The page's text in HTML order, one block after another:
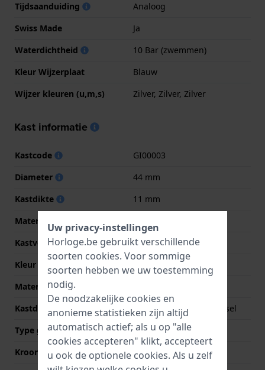
Tijdsaanduiding
Analoog
Swiss Made
Ja
Waterdichtheid
10 Bar (zwemmen)
Kleur Wijzerplaat
Blauw
Wijzer kleuren (u,m,s)
Zilver, Zilver, Zilver
Kast informatie
Kastcode
GI00003
Diameter
44 mm
Kastdikte
11 mm
Materiaal
Kastvorm
Rond
Kleur kast
Zilver
Materiaal kastdeksel
Kastdeksel
Geschroefde achterdeksel
Type glas
Saffier
Kroon
Trek kroon
Uw privacy-instellingen
Horloge.be gebruikt verschillende
soorten cookies. Voor sommige
soorten hebben we uw toestemming
nodig.
De noodzakelijke cookies en
anonieme statistieken zijn altijd
automatisch actief; als u op "alle
cookies accepteren" klikt, accepteert
u ook de optionele cookies. Als u zelf